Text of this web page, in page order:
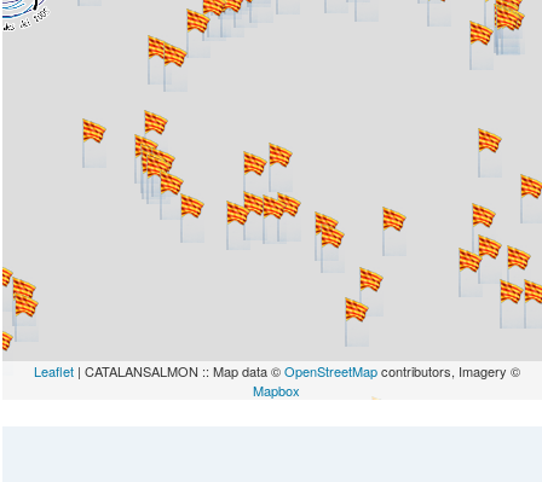
Leaflet| CATALANSALMON :: Map data ©OpenStreetMapcontributors, Imagery ©
Mapbox